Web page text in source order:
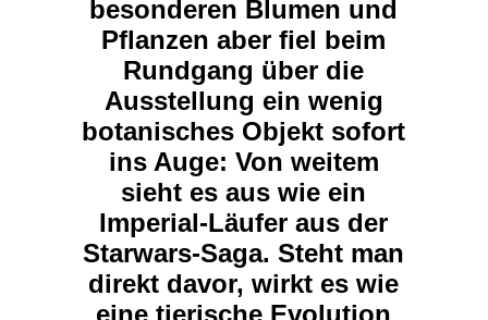
besonderen Blumen und
Pflanzen aber fiel beim
Rundgang über die
Ausstellung ein wenig
botanisches Objekt sofort
ins Auge: Von weitem
sieht es aus wie ein
Imperial-Läufer aus der
Starwars-Saga. Steht man
direkt davor, wirkt es wie
eine tierische Evolution